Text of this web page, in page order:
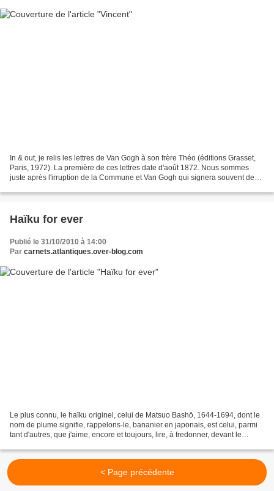
In & out, je relis les lettres de Van Gogh à son frère Théo (éditions Grasset,
Paris, 1972). La première de ces lettres date d'août 1872. Nous sommes
juste après l'irruption de la Commune et Van Gogh qui signera souvent de
Haïku for ever
Publié le 31/10/2010 à 14:00
Par carnets.atlantiques.over-blog.com
Le plus connu, le haïku originel, celui de Matsuo Bashō, 1644-1694, dont le
nom de plume signifie, rappelons-le, bananier en japonais, est celui, parmi
tant d'autres, que j'aime, encore et toujours, lire, à fredonner, devant le
< Page précédente